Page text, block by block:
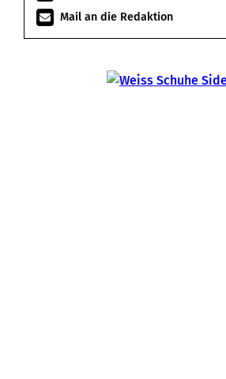
Mail an die Redaktion